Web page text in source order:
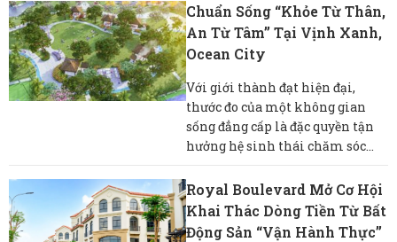
Chuẩn Sống “khỏe Từ Thân,
An Từ Tâm” Tại Vịnh Xanh,
Ocean City
Với giới thành đạt hiện đại,
thước đo của một không gian
sống đẳng cấp là đặc quyền tận
hưởng hệ sinh thái chăm sóc...
Royal Boulevard Mở Cơ Hội
Khai Thác Dòng Tiền Từ Bất
Động Sản “vận Hành Thực”